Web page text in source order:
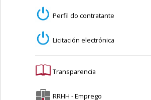
Perfil do contratante
Licitación electrónica
Transparencia
RRHH - Emprego